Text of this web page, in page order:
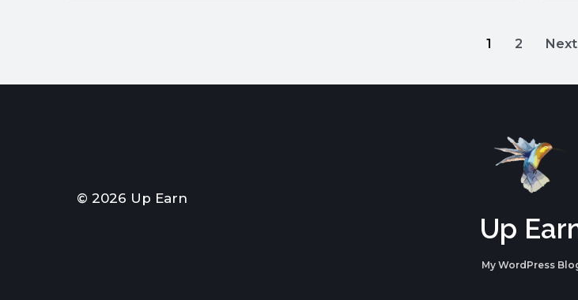
1 2 Next
© 2026 Up Earn
Up
My WordPress